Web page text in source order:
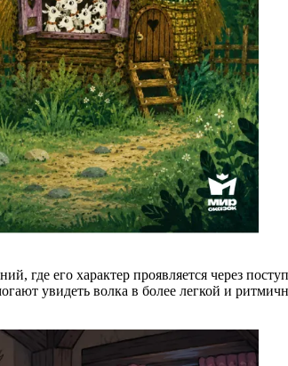
где его характер проявляется через
увидеть волка в более легкой и